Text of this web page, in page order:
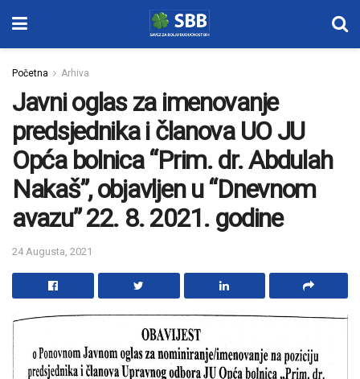
Početna Arhiva
Javni oglas za imenovanje
predsjednika i članova UO JU
Opća bolnica “Prim. dr. Abdulah
Nakaš”, objavljen u “Dnevnom
avazu” 22. 8. 2021. godine
24 Augusta, 2021